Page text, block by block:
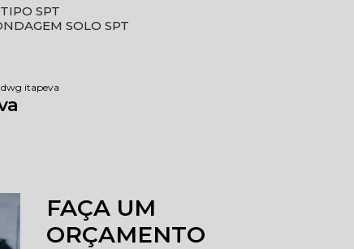
SPT
SOLO SPT
itapeva
FAÇA UM
ORÇAMENTO